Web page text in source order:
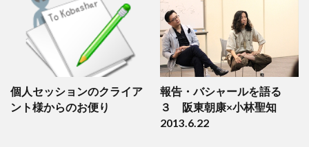
個人セッションのクライア
ント様からのお便り
報告・バシャールを語る
３ 阪東朝康×小林聖知
2013.6.22